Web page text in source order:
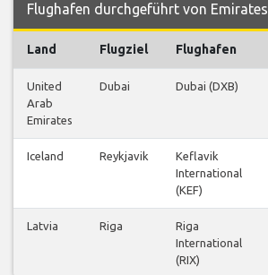
Flughafen durchgeführt von Emirates
Land Flugziel Flughafen
United
Arab
Emirates
Dubai Dubai (DXB)
Iceland Reykjavik
Keflavik
International
(KEF)
Latvia Riga
Riga
International
(RIX)